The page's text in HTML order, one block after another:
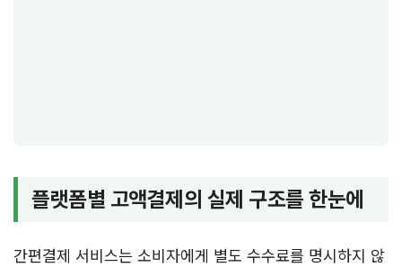
플랫폼별 고액결제의 실제 구조를 한눈에
간편결제 서비스는 소비자에게 별도 수수료를 명시하지 않